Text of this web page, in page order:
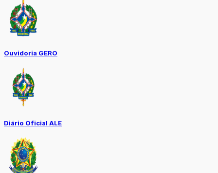
Ouvidoria GERO
Diário Oficial ALE